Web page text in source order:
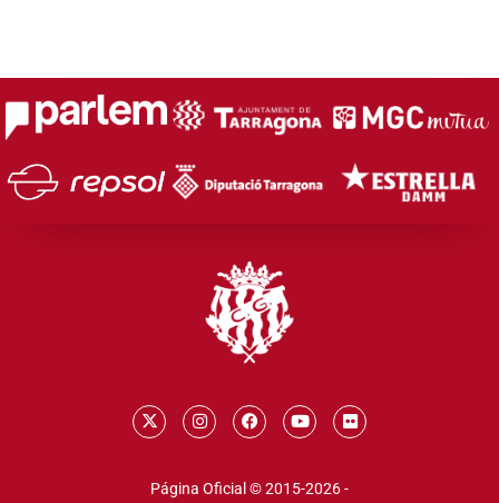
Página Oficial © 2015-2026 -